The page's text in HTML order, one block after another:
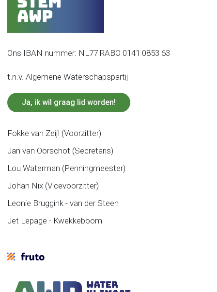
Ons IBAN nummer: NL77 RABO 0141 0853 63
t.n.v. Algemene Waterschapspartij
Ja, ik wil graag lid worden!
Fokke van Zeijl (Voorzitter)
Jan van Oorschot (Secretaris)
Lou Waterman (Penningmeester)
Johan Nix (Vicevoorzitter)
Leonie Bruggink - van der Steen
Jet Lepage - Kwekkeboom